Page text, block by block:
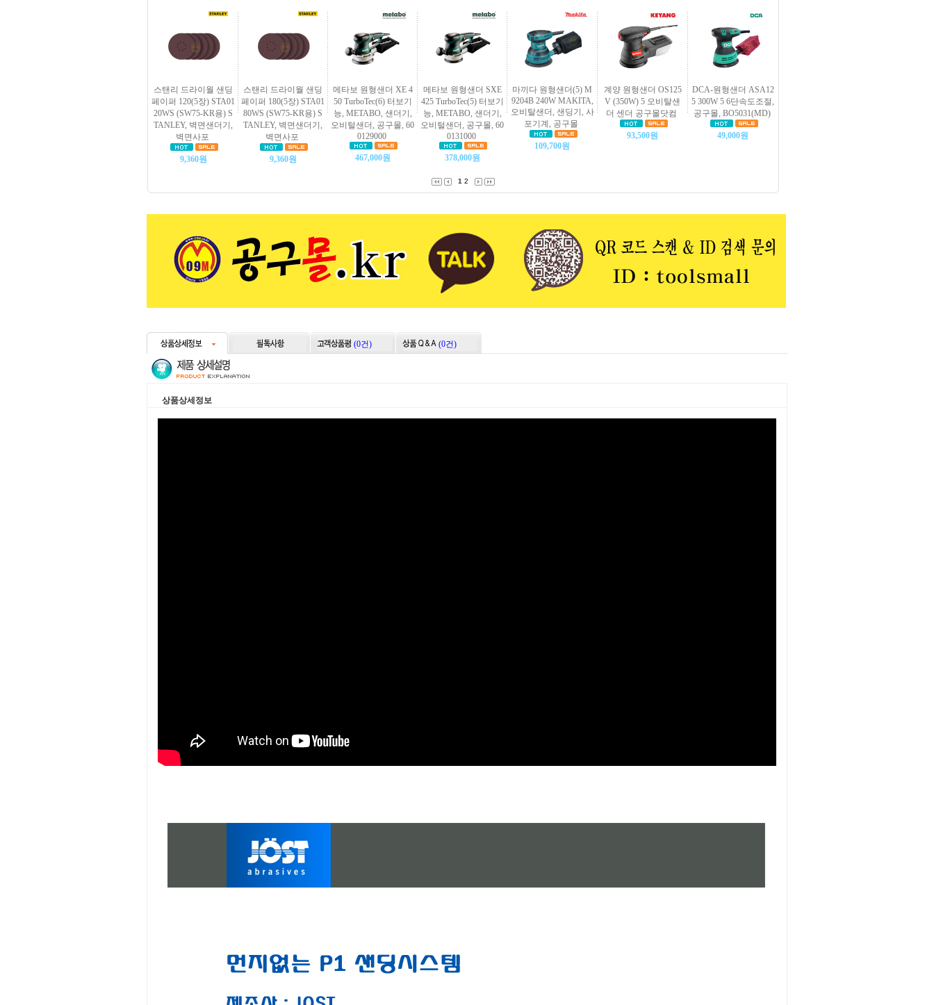
스탠리 드라이월 샌딩
페이퍼 120(5장) STA01
20WS (SW75-KR용) S
TANLEY, 벽면샌더기,
벽면사포
9,360원
스탠리 드라이월 샌딩
페이퍼 180(5장) STA01
80WS (SW75-KR용) S
TANLEY, 벽면샌더기,
벽면사포
9,360원
메타보 원형샌더 XE 4
50 TurboTec(6) 터보기
능, METABO, 샌더기,
오비털샌더, 공구몰, 60
0129000
467,000원
메타보 원형샌더 SXE
425 TurboTec(5) 터보기
능, METABO, 샌더기,
오비털샌더, 공구몰, 60
0131000
378,000원
마끼다 원형샌더(5) M
9204B 240W MAKITA,
오비탈샌더, 샌딩기, 사
포기계, 공구몰
109,700원
계양 원형샌더 OS125
V (350W) 5 오비탈샌
더 센더 공구몰닷컴
93,500원
DCA-원형샌더 ASA12
5 300W 5 6단속도조절,
공구몰, BO5031(MD)
49,000원
1 2
(0건) (0건)
상품상세정보